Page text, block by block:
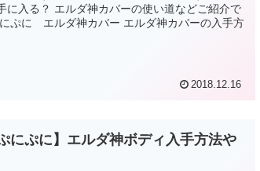
に入る？ エルダ神カバーの使い道などご紹介で
ぷに エルダ神カバー エルダ神カバーの入手方
2018.12.16
にぷに】エルダ神ボディ入手方法や